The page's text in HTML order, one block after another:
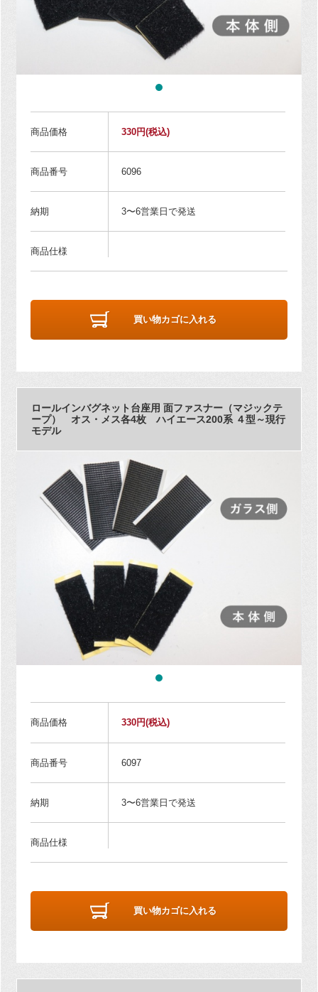
商品価格 330円(税込)
商品番号 6096
納期 3〜6営業日で発送
商品仕様
買い物カゴに入れる
ロールインバグネット台座用 面ファスナー（マジックテ
ープ） オス・メス各4枚 ハイエース200系 ４型～現行
モデル
商品価格 330円(税込)
商品番号 6097
納期 3〜6営業日で発送
商品仕様
買い物カゴに入れる